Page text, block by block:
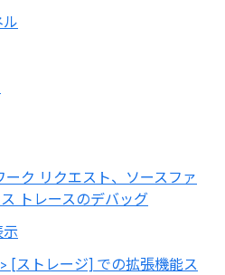
ク リクエスト、ソースファ
トレースのデバッグ
[ストレージ] での拡張機能ス